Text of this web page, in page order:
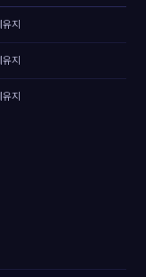
지
지
지